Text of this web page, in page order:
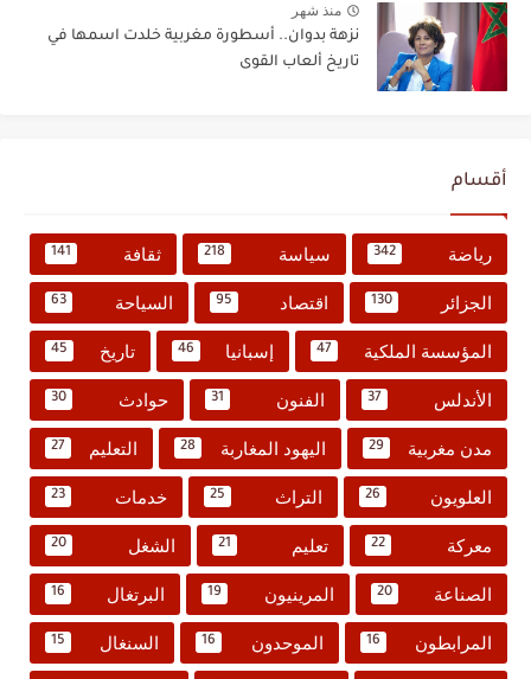
منذ شهر
نزهة بدوان.. أسطورة مغربية خلدت اسمها في
تاريخ ألعاب القوى
أقسام
رياضة 342 سياسة 218 ثقافة 141
الجزائر 130 اقتصاد 95 السياحة 63
المؤسسة الملكية 47 إسبانيا 46 تاريخ 45
الأندلس 37 الفنون 31 حوادث 30
مدن مغربية 29 اليهود المغاربة 28 التعليم 27
العلويون 26 التراث 25 خدمات 23
معركة 22 تعليم 21 الشغل 20
الصناعة 20 المرينيون 19 البرتغال 16
المرابطون 16 الموحدون 16 السنغال 15